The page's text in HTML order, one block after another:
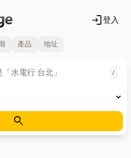
login登入
產品 地址
/
search